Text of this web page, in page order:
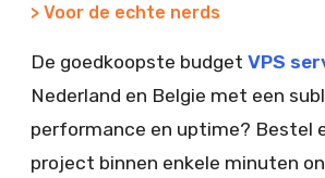
> Voor de echte nerds
De goedkoopste budget VPS
Nederland en Belgie met een
performance en uptime? Bestel
project binnen enkele minuten